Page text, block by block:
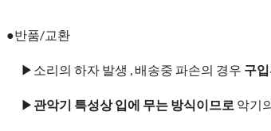
●반품/교환
▶소리의 하자 발생 , 배송중 파손의 경우 구
▶ 관악기 특성상 입에 무는 방식이므로 악기